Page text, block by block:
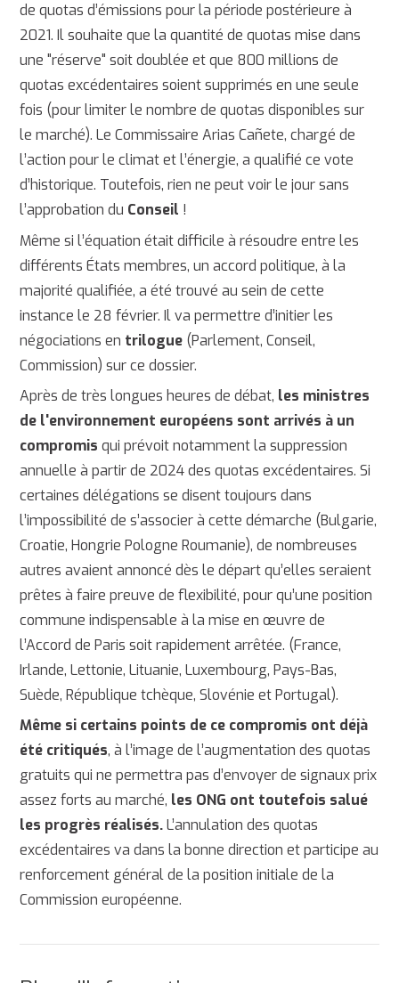
de quotas d’émissions pour la période postérieure à
2021. Il souhaite que la quantité de quotas mise dans
une "réserve" soit doublée et que 800 millions de
quotas excédentaires soient supprimés en une seule
fois (pour limiter le nombre de quotas disponibles sur
le marché). Le Commissaire Arias Cañete, chargé de
l’action pour le climat et l’énergie, a qualifié ce vote
d’historique. Toutefois, rien ne peut voir le jour sans
l’approbation du Conseil !
Même si l’équation était difficile à résoudre entre les
différents États membres, un accord politique, à la
majorité qualifiée, a été trouvé au sein de cette
instance le 28 février. Il va permettre d’initier les
négociations en trilogue (Parlement, Conseil,
Commission) sur ce dossier.
Après de très longues heures de débat, les ministres
de l'environnement européens sont arrivés à un
compromis qui prévoit notamment la suppression
annuelle à partir de 2024 des quotas excédentaires. Si
certaines délégations se disent toujours dans
l’impossibilité de s’associer à cette démarche (Bulgarie,
Croatie, Hongrie Pologne Roumanie), de nombreuses
autres avaient annoncé dès le départ qu’elles seraient
prêtes à faire preuve de flexibilité, pour qu’une position
commune indispensable à la mise en œuvre de
l’Accord de Paris soit rapidement arrêtée. (France,
Irlande, Lettonie, Lituanie, Luxembourg, Pays-Bas,
Suède, République tchèque, Slovénie et Portugal).
Même si certains points de ce compromis ont déjà
été critiqués, à l’image de l’augmentation des quotas
gratuits qui ne permettra pas d’envoyer de signaux prix
assez forts au marché, les ONG ont toutefois salué
les progrès réalisés.L’annulation des quotas
excédentaires va dans la bonne direction et participe au
renforcement général de la position initiale de la
Commission européenne.